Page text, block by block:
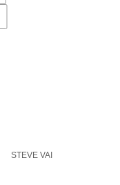
STEVE VAI